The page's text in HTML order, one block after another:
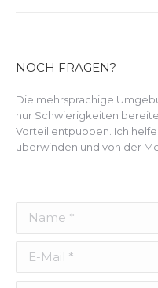
NOCH FRAGEN?
Die mehrsprachige
nur Schwierigkeiten
Vorteil entpuppen. Ich
überwinden und von der